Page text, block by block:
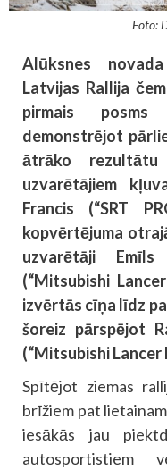
Foto:
Alūksnes
Latvijas Rallija
pirmais posms
demonstrējot
ātrāko rezultātu
uzvarētājiem
Francis (“SRT
kopvērtējuma
uzvarētāji
(“Mitsubishi
izvērtās cīņa līdz
šoreiz pārspējot
(“Mitsubishi Lancer
Spītējot ziemas
brīžiem pat
iesākās jau
autosportistiem